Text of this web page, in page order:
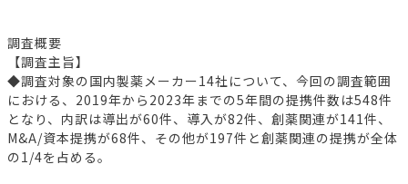
調査概要
【調査主旨】
◆調査対象の国内製薬メーカー14社について、今回の調査範囲
における、2019年から2023年までの5年間の提携件数は548件
となり、内訳は導出が60件、導入が82件、創薬関連が141件、
M&A/資本提携が68件、その他が197件と創薬関連の提携が全体
の1/4を占める。